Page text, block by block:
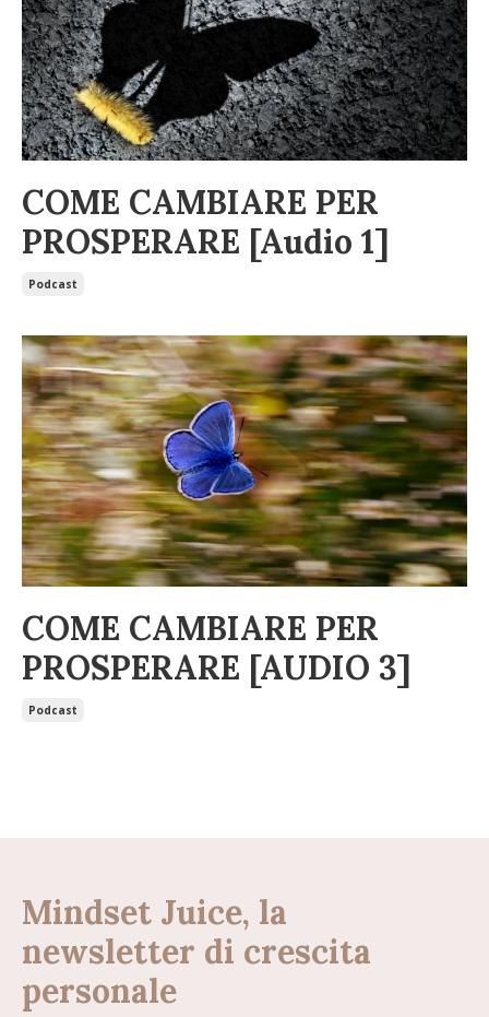
COME CAMBIARE PER
PROSPERARE [Audio 1]
Podcast
COME CAMBIARE PER
PROSPERARE [AUDIO 3]
Podcast
Mindset Juice, la
newsletter di crescita
personale